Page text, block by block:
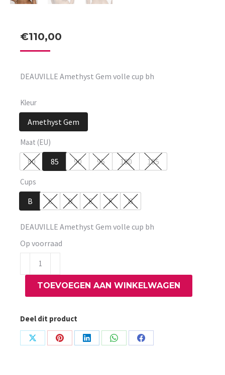
€110,00
DEAUVILLE Amethyst Gem volle cup bh
Kleur
Amethyst Gem
Maat (EU)
80 85 90 95 100 105
Cups
B C D E F G
DEAUVILLE Amethyst Gem volle cup bh
Op voorraad
DEAUVILLE
Amethyst
cup
bh
aantal
TOEVOEGEN AAN WINKELWAGEN
Deel dit product
Share
Share
Share
Share
Share